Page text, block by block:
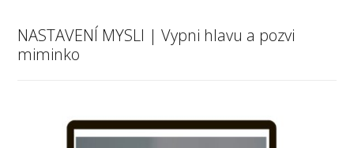
NASTAVENÍ MYSLI | Vypni hlavu a pozvi
miminko